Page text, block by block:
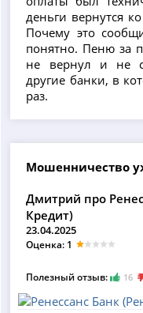
деньги вернутся
Почему это
понятно. Пеню за
не вернул и не
другие банки, в
раз.
Мошенничество
Дмитрий про
Кредит)
23.04.2025
Оценка: 1
Полезный отзыв: 16